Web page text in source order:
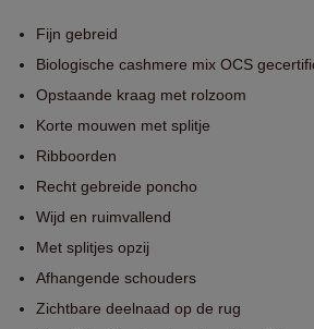
Fijn gebreid
Biologische cashmere mix OCS
Opstaande kraag met rolzoom
Korte mouwen met splitje
Ribboorden
Recht gebreide poncho
Wijd en ruimvallend
Met splitjes opzij
Afhangende schouders
Zichtbare deelnaad op de rug